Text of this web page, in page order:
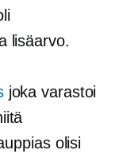
lisäarvo.
joka varastoi
olisi